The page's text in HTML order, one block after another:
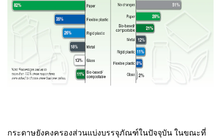
กระดาษยังคงครองส่วนแบ่งบรรจุภัณฑ์ในปัจจุบัน ในขณะที่